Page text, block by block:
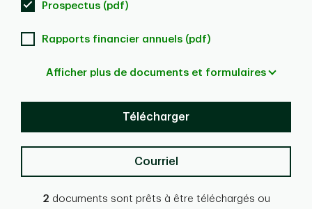
Prospectus (pdf)
Rapports financier annuels (pdf)
Afficher plus de documents et formulaires
Télécharger
Courriel
2 documents sont prêts à être téléchargés ou